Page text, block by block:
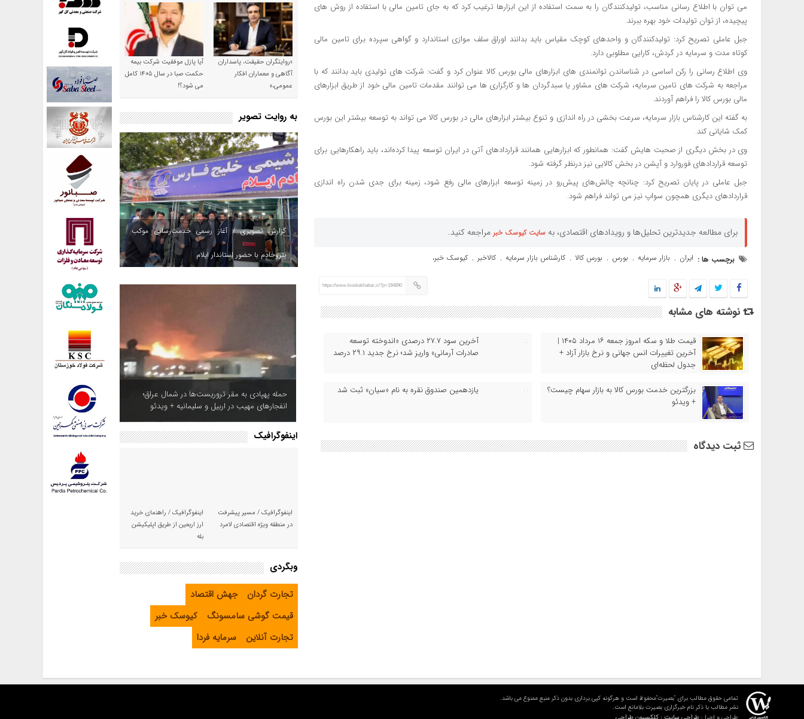
می توان با اطلاع رسانی مناسب، تولیدکنندگان را به سمت استفاده از این ابزارها ترغیب کرد که به جای تامین مالی با استفاده از روش های
پیچیده، از توان تولیدات خود بهره ببرند.
جبل عاملی تصریح کرد: تولیدکنندگان و واحدهای کوچک مقیاس باید بدانند اوراق سلف موازی استاندارد و گواهی سپرده برای تامین مالی
کوتاه مدت و سرمایه در گردش، کارایی مطلوبی دارد.
وی اطلاع رسانی را رکن اساسی در شناساندن توانمندی های ابزارهای مالی بورس کالا عنوان کرد و گفت: شرکت های تولیدی باید بدانند که با
مراجعه به شرکت های تامین سرمایه، شرکت های مشاور یا سبدگردان ها و کارگزاری ها می توانند مقدمات تامین مالی خود از طریق ابزارهای
مالی بورس کالا را فراهم آوردند.
به گفته این کارشناس بازار سرمایه، سرعت بخشی در راه اندازی و تنوع بیشتر ابزارهای مالی در بورس کالا می تواند به توسعه بیشتر این بورس
کمک شایانی کند.
وی در بخش دیگری از صحبت هایش گفت: همانطور که ابزارهایی همانند قراردادهای آتی در ایران توسعه پیدا کرده‌اند، باید راهکارهایی برای
توسعه قراردادهای فوروارد و آپشن‌ در بخش کالایی نیز درنظر گرفته شود.
جبل عاملی در پایان تصریح کرد: چنانچه چالش‌های پیش‌رو در زمینه توسعه ابزارهای مالی رفع شود، زمینه برای جدی شدن راه اندازی
قراردادهای دیگری همچون سواپ نیز می تواند فراهم شود.
برای مطالعه جدیدترین تحلیل‌ها و رویدادهای اقتصادی، به سایت کیوسک خبر مراجعه کنید.
برچسب ها : ایران , بازار سرمایه , بورس , بورس کالا , کارشناس بازار سرمایه , کالاخبر , کیوسک خبر،
https://www.kioskekhabar.ir/?p=194890
نوشته های مشابه
قیمت طلا و سکه امروز جمعه ۱۶ مرداد ۱۴۰۵ |
آخرین تغییرات انس جهانی و نرخ بازار آزاد +
جدول لحظه‌ای
آخرین سود ۲۷.۷ درصدی «اندوخته توسعه
صادرات آرمانی» واریز شد؛ نرخ جدید ۲۹.۱ درصد
بزرگترین خدمت بورس کالا به بازار سهام چیست؟
+ ویدئو
یازدهمین صندوق نقره به نام «سیان» ثبت شد
ثبت دیدگاه
«روایتگران حقیقت، پاسداران
آگاهی و معماران افکار
عمومی،»
آیا پازل موفقیت شرکت بیمه
حکمت صبا در سال ۱۴۰۵ کامل
می شود؟!
به روایت تصویر
گزارش تصویری / آغاز رسمی خدمت‌رسانی موکب
پتروخادم با حضور استاندار ایلام
حمله پهپادی به مقر تروریست‌ها در شمال عراق؛
انفجارهای مهیب در اربیل و سلیمانیه + ویدئو
اینفوگرافیک
اینفوگرافیک / مسیر پیشرفت
در منطقه ویژه اقتصادی لامرد
اینفوگرافیک / راهنمای خرید
ارز اربعین از طریق اپلیکیشن
بله
وبگردی
تجارت گردان
جهش اقتصاد
قیمت گوشی سامسونگ
کیوسک خبر
تجارت آنلاین
سرمایه فردا
تمامی حقوق مطالب برای "بصیرت"محفوظ است و هرگونه کپی برداری بدون ذکر منبع ممنوع می باشد.
نشر مطالب با ذکر نام خبرگزاری بصیرت بلامانع است.